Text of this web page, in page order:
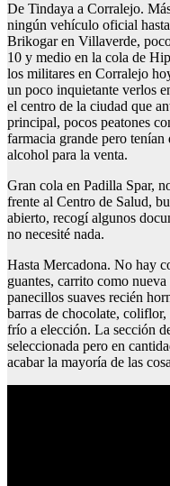
De Tindaya a Corralejo.
ningún vehículo oficial
Brikogar en Villaverde,
10 y medio en la cola de
los militares en Corralejo
un poco inquietante verlos
el centro de la ciudad que
principal, pocos peatones
farmacia grande pero tenían
alcohol para la venta.
Gran cola en Padilla Spar,
frente al Centro de Salud,
abierto, recogí algunos
no necesité nada.
Hasta Mercadona. No hay
guantes, carrito como
panecillos suaves recién
barras de chocolate,
frío a elección. La sección
seleccionada pero en
acabar la mayoría de las